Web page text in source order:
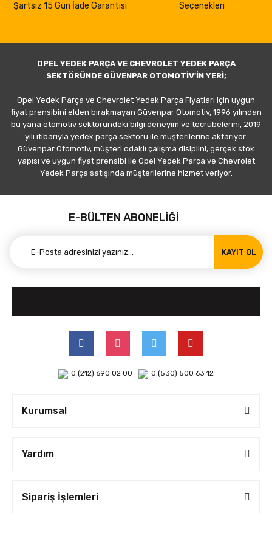
Şartsız 15 Gün İade Garantisi
Seçenekleri
OPEL YEDEK PARÇA VE CHEVROLET YEDEK PARÇA
SEKTÖRÜNDE GÜVENPAR OTOMOTİV'İN YERİ;
Opel Yedek Parça ve Chevrolet Yedek Parça Fiyatları için uygun
fiyat prensibini elden bırakmayan Güvenpar Otomotiv, 1996 yılından
bu yana otomotiv sektöründeki bilgi deneyim ve tecrübelerini, 2019
yılı itibarıyla yedek parça sektörü ile müşterilerine aktarıyor.
Güvenpar Otomotiv, müşteri odaklı çalışma disiplini, gerçek stok
yapısı ve uygun fiyat prensibi ile Opel Yedek Parça ve Chevrolet
Yedek Parça satışında müşterilerine hizmet veriyor.
E-BÜLTEN ABONELİĞİ
KAYIT OL
0 (212) 690 02 00 0 (530) 500 63 12
Kurumsal
Yardım
Sipariş İşlemleri